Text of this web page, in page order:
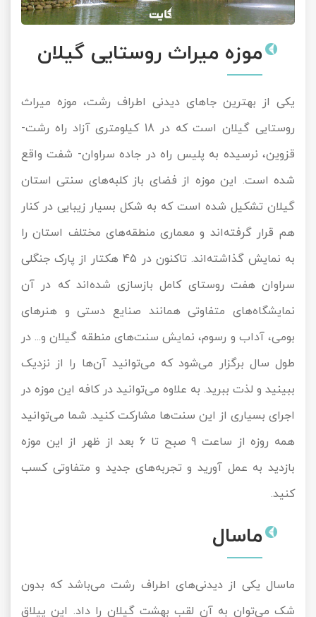
موزه میراث روستایی گیلان
یکی از بهترین جاهای دیدنی اطراف رشت، موزه میراث
روستایی گیلان است که در 18 کیلومتری آزاد راه رشت-
قزوین، نرسیده به پلیس راه در جاده سراوان- شفت واقع
شده است. این موزه از فضای باز کلبه‌های سنتی استان
گیلان تشکیل شده است که به شکل بسیار زیبایی در کنار
هم قرار گرفته‌اند و معماری منطقه‌های مختلف استان را
به نمایش گذاشته‌اند. تاکنون در 45 هکتار از پارک جنگلی
سراوان هفت روستای کامل بازسازی شده‌اند که در آن
نمایشگاه‌های متفاوتی همانند صنایع دستی و هنرهای
بومی، آداب و رسوم، نمایش سنت‌های منطقه گیلان و... در
طول سال برگزار می‌شود که می‌توانید آن‌ها را از نزدیک
ببینید و لذت ببرید. به علاوه می‌توانید در کافه این موزه در
اجرای بسیاری از این سنت‌ها مشارکت کنید. شما می‌توانید
همه روزه از ساعت 9 صبح تا 6 بعد از ظهر از این موزه
بازدید به عمل آورید و تجربه‌های جدید و متفاوتی کسب
کنید.
ماسال
ماسال یکی از دیدنی‌های اطراف رشت می‌باشد که بدون
شک می‌توان به آن لقب بهشت گیلان را داد. این ییلاق